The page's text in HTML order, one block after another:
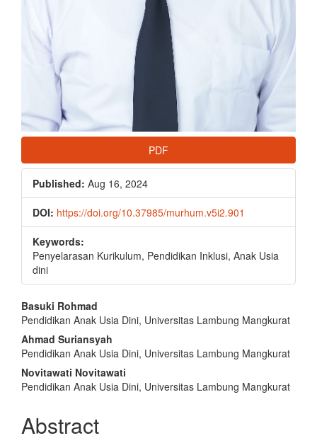
PDF
Published: Aug 16, 2024
DOI: https://doi.org/10.37985/murhum.v5i2.901
Keywords:
Penyelarasan Kurikulum, Pendidikan Inklusi, Anak Usia
dini
Main
Article
Content
Basuki Rohmad
Pendidikan Anak Usia Dini, Universitas Lambung Mangkurat
Ahmad Suriansyah
Pendidikan Anak Usia Dini, Universitas Lambung Mangkurat
Novitawati Novitawati
Pendidikan Anak Usia Dini, Universitas Lambung Mangkurat
Abstract